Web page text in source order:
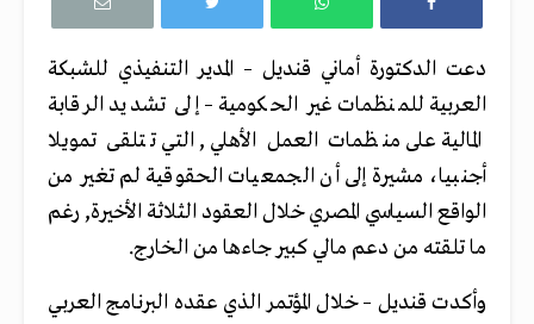
دعت الدكتورة أماني قنديل – المدير التنفيذي للشبكة
العربية للمنظمات غير الحكومية – إلى تشديد الرقابة
المالية على منظمات العمل الأهلي, التي تتلقى تمويلا
أجنبيا، مشيرة إلى أن الجمعيات الحقوقية لم تغير من
الواقع السياسي المصري خلال العقود الثلاثة الأخيرة, رغم
ما تلقته من دعم مالي كبير جاءها من الخارج.
وأكدت قنديل – خلال المؤتمر الذي عقده البرنامج العربي